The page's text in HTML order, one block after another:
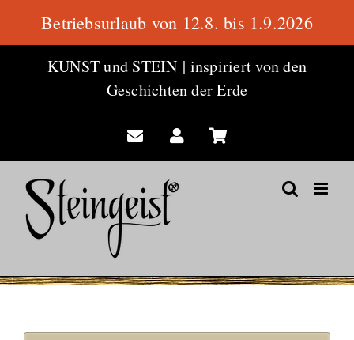
KUNST und STEIN | inspiriert von den
Geschichten der Erde
Betriebsurlaub von 12.8. bis 1.9.2026